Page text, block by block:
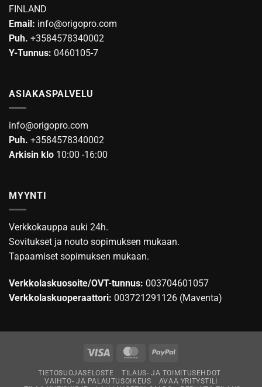
FINLAND
Email: info@origopro.com
Puh. +3584578340002
Y-Tunnus: 0460105-7
ASIAKASPALVELU
info@origopro.com
Puh. +3584578340002
Arkisin klo 10:00 -16:00
MYYNTI
Verkkokauppa auki 24h.
Sovitukset ja nouto sopimuksen mukaan.
Tapaamiset sopimuksen mukaan.
Verkkolaskuosoite/OVT-tunnus: 003704601057
Verkkolaskuoperaattori: 003721291126 (Maventa)
Visa MasterCardPayPal
TIETOSUOJASELOSTE
TILAUS- JA TOIMITUSEHDOT
VAIHTO- JA PALAUTUSOIKEUS
AVAA YRITYSTILI